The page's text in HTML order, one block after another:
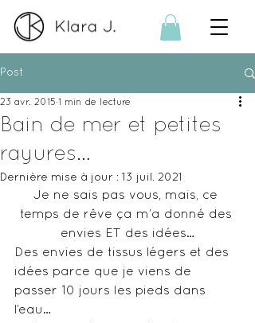
Post
Bain de mer et petites
rayures…
23 avr. 2015 1 min de lecture
Dernière mise à jour : 13 juil. 2021
Je ne sais pas vous, mais, ce
temps de rêve ça m’a donné des
envies ET des idées…
Des envies de tissus légers et des
idées parce que je viens de
passer 10 jours les pieds dans
l’eau…